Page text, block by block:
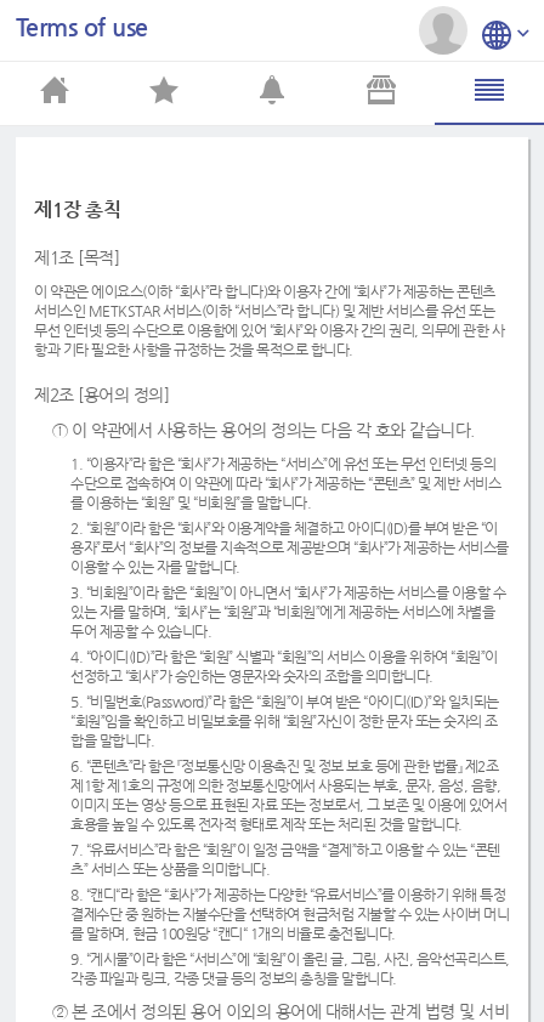
Terms of use
제1장 총칙
제1조 [목적]
이 약관은 에이요스(이하 “회사”라 합니다)와 이용자 간에 “회사”가 제공하는 콘텐츠
서비스인 METKSTAR 서비스(이하 “서비스”라 합니다) 및 제반 서비스를 유선 또는
무선 인터넷 등의 수단으로 이용함에 있어 “회사”와 이용자 간의 권리, 의무에 관한 사
항과 기타 필요한 사항을 규정하는 것을 목적으로 합니다.
제2조 [용어의 정의]
① 이 약관에서 사용하는 용어의 정의는 다음 각 호와 같습니다.
1. “이용자”라 함은 “회사”가 제공하는 “서비스”에 유선 또는 무선 인터넷 등의
수단으로 접속하여 이 약관에 따라 “회사”가 제공하는 “콘텐츠” 및 제반 서비스
를 이용하는 “회원” 및 “비회원”을 말합니다.
2. “회원”이라 함은 “회사”와 이용계약을 체결하고 아이디(ID)를 부여 받은 “이
용자”로서 “회사”의 정보를 지속적으로 제공받으며 “회사”가 제공하는 서비스를
이용할 수 있는 자를 말합니다.
3. “비회원”이라 함은 “회원”이 아니면서 “회사”가 제공하는 서비스를 이용할 수
있는 자를 말하며, “회사”는 “회원”과 “비회원”에게 제공하는 서비스에 차별을
두어 제공할 수 있습니다.
4. “아이디(ID)”라 함은 “회원” 식별과 “회원”의 서비스 이용을 위하여 “회원”이
선정하고 “회사”가 승인하는 영문자와 숫자의 조합을 의미합니다.
5. “비밀번호(Password)”라 함은 “회원”이 부여 받은 “아이디(ID)”와 일치되는
“회원”임을 확인하고 비밀보호를 위해 “회원”자신이 정한 문자 또는 숫자의 조
합을 말합니다.
6. “콘텐츠”라 함은 『정보통신망 이용촉진 및 정보 보호 등에 관한 법률』 제2조
제1항 제1호의 규정에 의한 정보통신망에서 사용되는 부호, 문자, 음성, 음향,
이미지 또는 영상 등으로 표현된 자료 또는 정보로서, 그 보존 및 이용에 있어서
효용을 높일 수 있도록 전자적 형태로 제작 또는 처리된 것을 말합니다.
7. “유료서비스”라 함은 “회원”이 일정 금액을 “결제”하고 이용할 수 있는 “콘텐
츠” 서비스 또는 상품을 의미합니다.
8. “캔디“라 함은 “회사”가 제공하는 다양한 “유료서비스”를 이용하기 위해 특정
결제수단 중 원하는 지불수단을 선택하여 현금처럼 지불할 수 있는 사이버 머니
를 말하며, 현금 100원당 “캔디“ 1개의 비율로 충전됩니다.
9. “게시물”이라 함은 “서비스”에 “회원”이 올린 글, 그림, 사진, 음악선곡리스트,
각종 파일과 링크, 각종 댓글 등의 정보의 총칭을 말합니다.
② 본 조에서 정의된 용어 이외의 용어에 대해서는 관계 법령 및 서비